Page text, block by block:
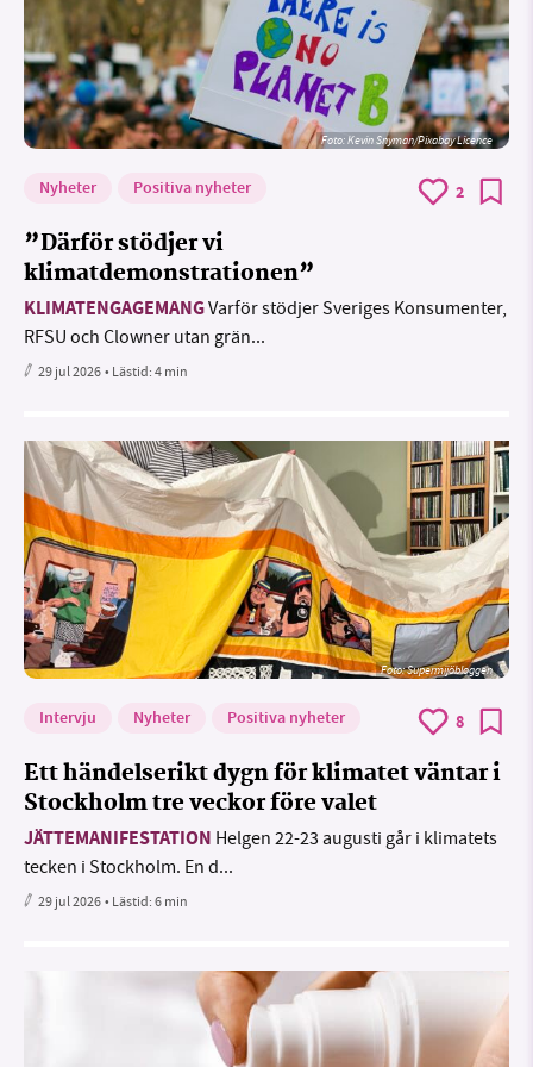
Foto:Kevin Snyman/Pixabay Licence
Nyheter Positiva nyheter 2
”Därför stödjer vi
klimatdemonstrationen”
KLIMATENGAGEMANGVarför stödjer Sveriges Konsumenter,
RFSU och Clowner utan grän...
29 jul 2026• Lästid:4 min
Foto: Supermijöbloggen
Intervju Nyheter Positiva nyheter 8
Ett händelserikt dygn för klimatet väntar i
Stockholm tre veckor före valet
JÄTTEMANIFESTATION Helgen 22-23 augusti går i klimatets
tecken i Stockholm. En d...
29 jul 2026• Lästid:6 min